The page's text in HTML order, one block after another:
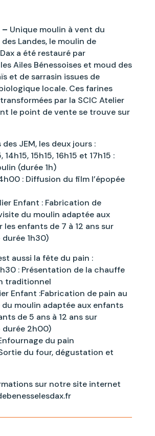
– Unique moulin à vent du
Landes, le moulin de
a été restauré par
Ailes Bénessoises et moud des
et de sarrasin issues de
locale. Ces farines
par la SCIC Atelier
le point de vente se trouve sur
JEM, les deux jours :
14h15, 15h15, 16h15 et 17h15 :
(durée 1h)
: Diffusion du film l’épopée
Enfant : Fabrication de
du moulin adaptée aux
enfants de 7 à 12 ans sur
1h30)
aussi la fête du pain :
: Présentation de la chauffe
traditionnel
Enfant :Fabrication de pain au
moulin adaptée aux enfants
de 5 ans à 12 ans sur
durée 2h00)
du pain
du four, dégustation et
sur notre site internet